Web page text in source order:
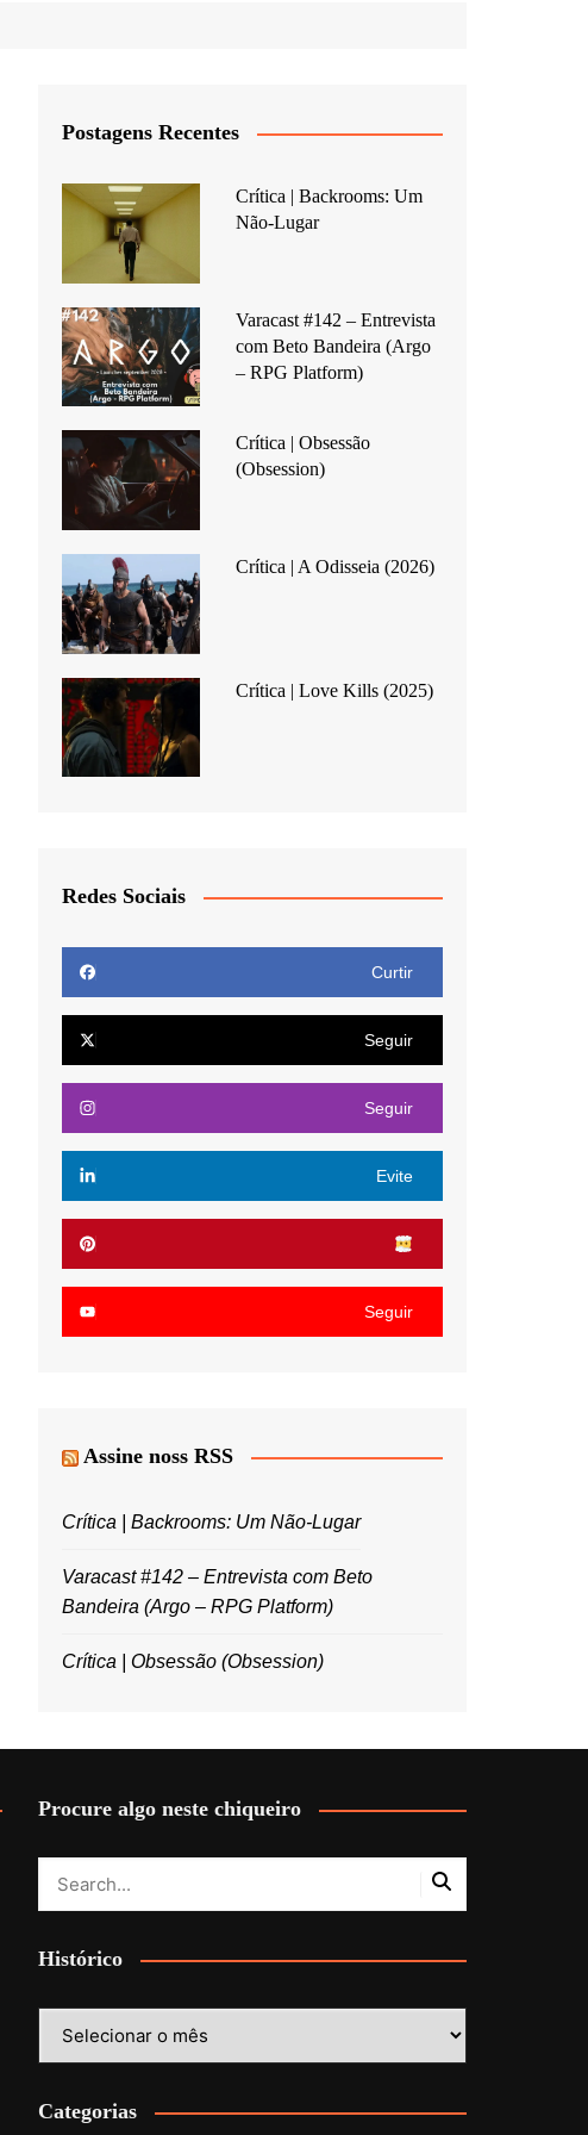
Postagens Recentes
Crítica | Backrooms: Um
Não-Lugar
Varacast #142 – Entrevista
com Beto Bandeira (Argo
– RPG Platform)
Crítica | Obsessão
(Obsession)
Crítica | A Odisseia (2026)
Crítica | Love Kills (2025)
Redes Sociais
Curtir
Seguir
Seguir
Evite
Seguir
Assine noss RSS
Crítica | Backrooms: Um Não-Lugar
Varacast #142 – Entrevista com Beto
Bandeira (Argo – RPG Platform)
Crítica | Obsessão (Obsession)
Procure algo neste chiqueiro
Histórico
Categorias